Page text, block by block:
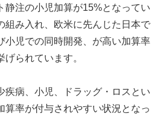
静注の小児加算が15%となってい
組み入れ、欧米に先んじた日本で
小児での同時開発、が高い加算率
られています。
疾病、小児、ドラッグ・ロスとい
算率が付与されやすい状況となっ